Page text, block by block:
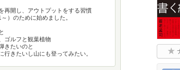
再開し、アウトプットをする習慣
～）のために始めました。
ゴルフと観葉植物
きたいのと
行きたいし山にも登ってみたい。